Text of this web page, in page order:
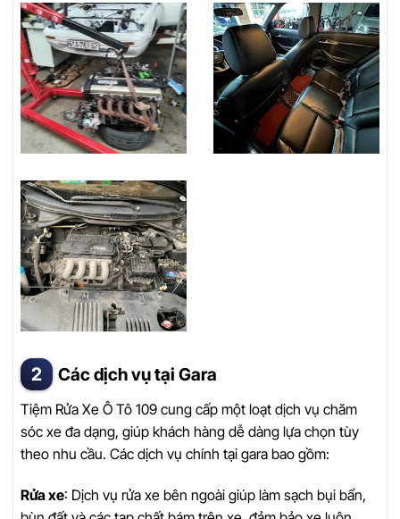
Các dịch vụ tại Gara
Tiệm Rửa Xe Ô Tô 109 cung cấp một loạt dịch vụ chăm
sóc xe đa dạng, giúp khách hàng dễ dàng lựa chọn tùy
theo nhu cầu. Các dịch vụ chính tại gara bao gồm:
Rửa xe: Dịch vụ rửa xe bên ngoài giúp làm sạch bụi bẩn,